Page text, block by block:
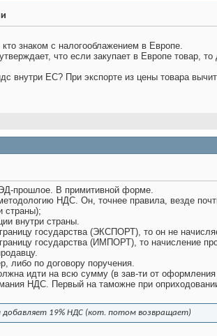
знаком с налогооблажением в Европе.
что если закупает в Европе товар,
внутри ЕС? При экспорте из цены товара
прошлое. В примитивной форме.
НДС. Он, точнее правила, везде
страны);
внутри страны.
государства (ЭКСПОРТ), то он не
государства (ИМПОРТ), то
либо по договору поручения.
идти на всю сумму (в зав-ти от оформления
НДС. Первый на таможне при
добавляет 19% НДС (кот. потом возвращает)